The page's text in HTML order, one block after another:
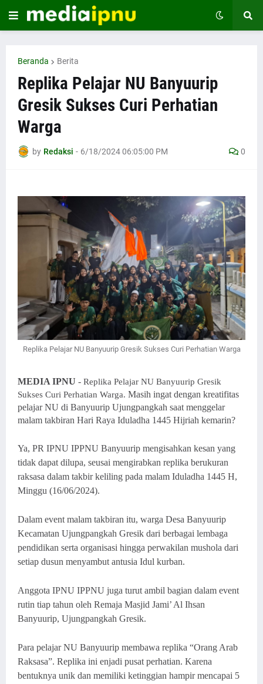
Beranda Berita
Replika Pelajar NU Banyuurip
Gresik Sukses Curi Perhatian
Warga
by Redaksi - 6/18/2024 06:05:00 PM 0
Replika Pelajar NU Banyuurip Gresik Sukses Curi Perhatian Warga
MEDIA IPNU - Replika Pelajar NU Banyuurip Gresik
Sukses Curi Perhatian Warga. Masih ingat dengan kreatifitas
pelajar NU di Banyuurip Ujungpangkah saat menggelar
malam takbiran Hari Raya Iduladha 1445 Hijriah kemarin?
Ya, PR IPNU IPPNU Banyuurip mengisahkan kesan yang
tidak dapat dilupa, seusai mengirabkan replika berukuran
raksasa dalam takbir keliling pada malam Iduladha 1445 H,
Minggu (16/06/2024).
Dalam event malam takbiran itu, warga Desa Banyuurip
Kecamatan Ujungpangkah Gresik dari berbagai lembaga
pendidikan serta organisasi hingga perwakilan mushola dari
setiap dusun menyambut antusia Idul kurban.
Anggota IPNU IPPNU juga turut ambil bagian dalam event
rutin tiap tahun oleh Remaja Masjid Jami’ Al Ihsan
Banyuurip, Ujungpangkah Gresik.
Para pelajar NU Banyuurip membawa replika “Orang Arab
Raksasa”. Replika ini enjadi pusat perhatian. Karena
bentuknya unik dan memiliki ketinggian hampir mencapai 5